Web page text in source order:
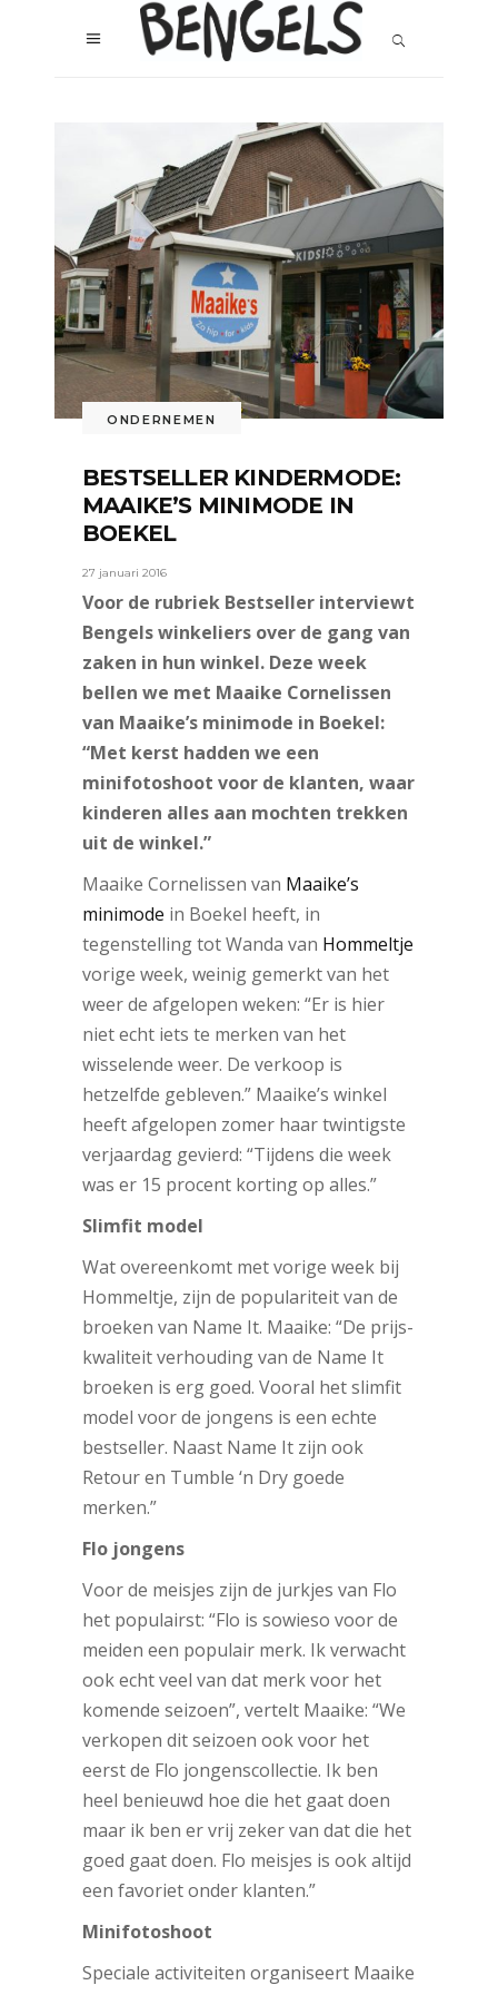
ONDERNEMEN
BESTSELLER KINDERMODE:
MAAIKE’S MINIMODE IN
BOEKEL
27 januari 2016
Voor de rubriek Bestseller interviewt
Bengels winkeliers over de gang van
zaken in hun winkel. Deze week
bellen we met Maaike Cornelissen
van Maaike’s minimode in Boekel:
“Met kerst hadden we een
minifotoshoot voor de klanten, waar
kinderen alles aan mochten trekken
uit de winkel.”
Maaike Cornelissen van Maaike’s
minimode in Boekel heeft, in
tegenstelling tot Wanda van Hommeltje
vorige week, weinig gemerkt van het
weer de afgelopen weken: “Er is hier
niet echt iets te merken van het
wisselende weer. De verkoop is
hetzelfde gebleven.” Maaike’s winkel
heeft afgelopen zomer haar twintigste
verjaardag gevierd: “Tijdens die week
was er 15 procent korting op alles.”
Slimfit model
Wat overeenkomt met vorige week bij
Hommeltje, zijn de populariteit van de
broeken van Name It. Maaike: “De prijs-
kwaliteit verhouding van de Name It
broeken is erg goed. Vooral het slimfit
model voor de jongens is een echte
bestseller. Naast Name It zijn ook
Retour en Tumble ‘n Dry goede
merken.”
Flo jongens
Voor de meisjes zijn de jurkjes van Flo
het populairst: “Flo is sowieso voor de
meiden een populair merk. Ik verwacht
ook echt veel van dat merk voor het
komende seizoen”, vertelt Maaike: “We
verkopen dit seizoen ook voor het
eerst de Flo jongenscollectie. Ik ben
heel benieuwd hoe die het gaat doen
maar ik ben er vrij zeker van dat die het
goed gaat doen. Flo meisjes is ook altijd
een favoriet onder klanten.”
Minifotoshoot
Speciale activiteiten organiseert Maaike